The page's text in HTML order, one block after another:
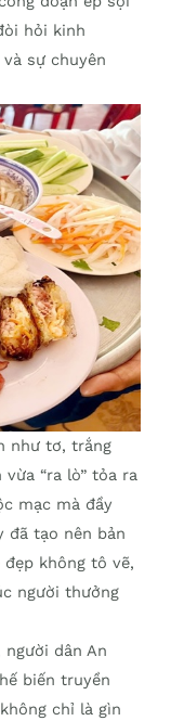
hỏi kinh
sự chuyên
như tơ, trắng
“ra lò” tỏa ra
mạc mà đầy
đã tạo nên bản
không tô vẽ,
người thưởng
dân An
biến truyền
chỉ là gìn